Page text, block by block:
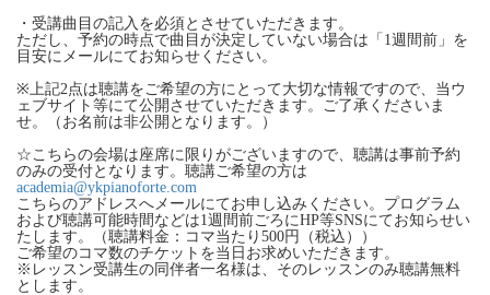
・受講曲目の記入を必須とさせていただきます。
ただし、予約の時点で曲目が決定していない場合は「1週間前」を
目安にメールにてお知らせください。
※上記2点は聴講をご希望の方にとって大切な情報ですので、当ウ
ェブサイト等にて公開させていただきます。ご了承くださいま
せ。（お名前は非公開となります。）
☆こちらの会場は座席に限りがございますので、聴講は事前予約
のみの受付となります。聴講ご希望の方は
academia@ykpianoforte.com
こちらのアドレスへメールにてお申し込みください。プログラム
および聴講可能時間などは1週間前ごろにHP等SNSにてお知らせい
たします。（聴講料金：コマ当たり500円（税込））
ご希望のコマ数のチケットを当日お求めいただきます。
※レッスン受講生の同伴者一名様は、そのレッスンのみ聴講無料
とします。